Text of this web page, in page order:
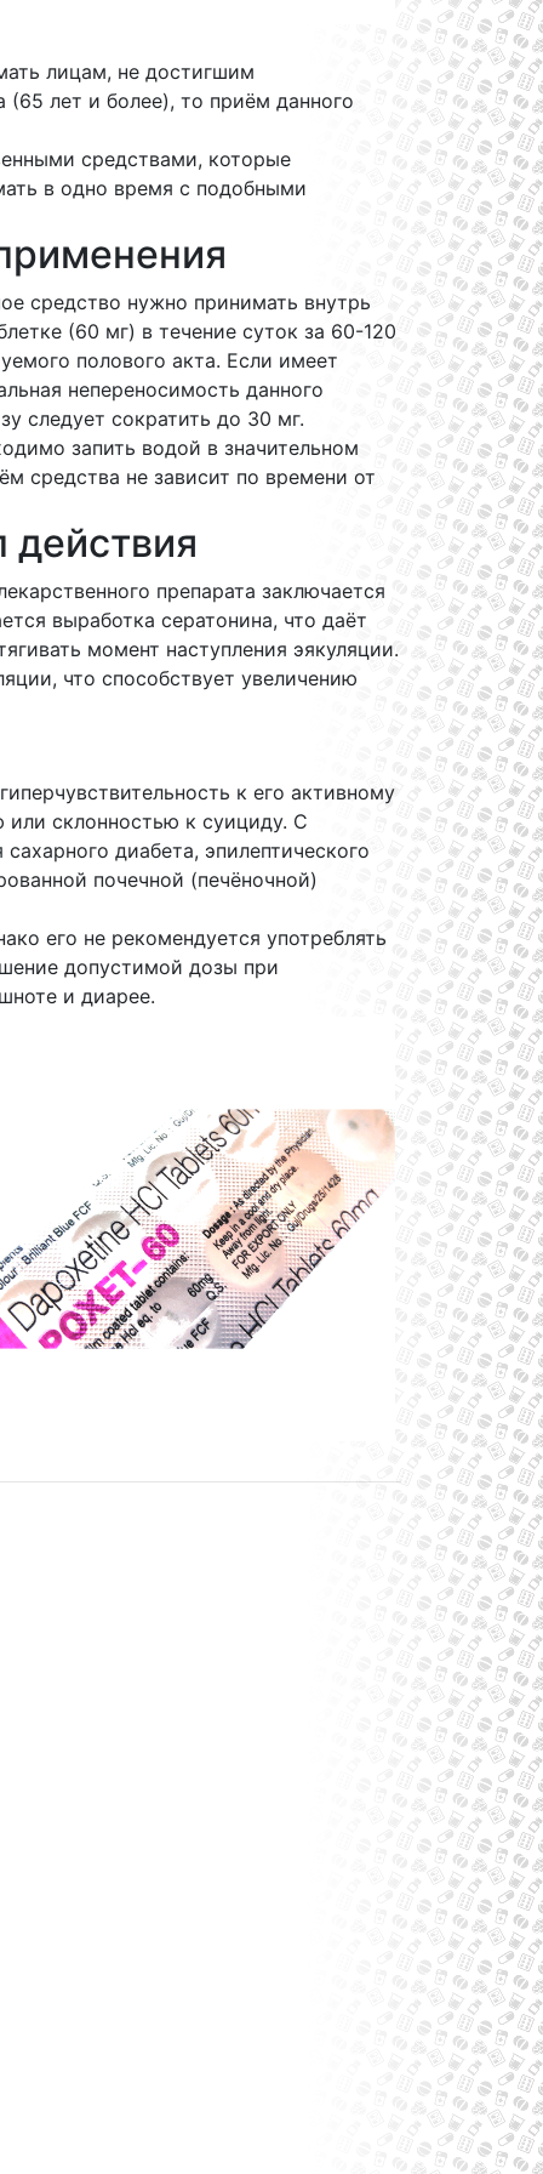
лицам, не достигшим
(65 лет и более), то приём данного
средствами, которые
в одно время с подобными
средство нужно принимать внутрь
(60 мг) в течение суток за 60-120
полового акта. Если имеет
непереносимость данного
следует сократить до 30 мг.
запить водой в значительном
средства не зависит по времени от
препарата заключается
выработка сератонина, что даёт
момент наступления эякуляции.
что способствует увеличению
к его активному
или склонностью к суициду. С
диабета, эпилептического
почечной (печёночной)
его не рекомендуется употреблять
допустимой дозы при
и диарее.